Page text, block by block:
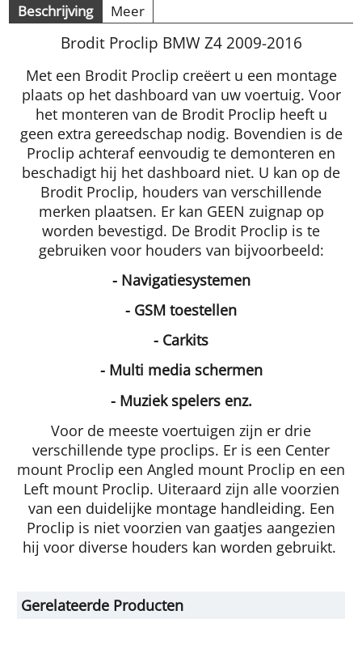
Beschrijving Meer
Brodit Proclip BMW Z4 2009-2016
Met een Brodit Proclip creëert u een montage
plaats op het dashboard van uw voertuig. Voor
het monteren van de Brodit Proclip heeft u
geen extra gereedschap nodig. Bovendien is de
Proclip achteraf eenvoudig te demonteren en
beschadigt hij het dashboard niet. U kan op de
Brodit Proclip, houders van verschillende
merken plaatsen. Er kan GEEN zuignap op
worden bevestigd. De Brodit Proclip is te
gebruiken voor houders van bijvoorbeeld:
- Navigatiesystemen
- GSM toestellen
- Carkits
- Multi media schermen
- Muziek spelers enz.
Voor de meeste voertuigen zijn er drie
verschillende type proclips. Er is een Center
mount Proclip een Angled mount Proclip en een
Left mount Proclip. Uiteraard zijn alle voorzien
van een duidelijke montage handleiding. Een
Proclip is niet voorzien van gaatjes aangezien
hij voor diverse houders kan worden gebruikt.
Gerelateerde Producten